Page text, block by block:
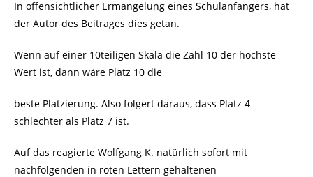
In offensichtlicher Ermangelung eines Schulanfängers, hat
der Autor des Beitrages dies getan.
Wenn auf einer 10teiligen Skala die Zahl 10 der höchste
Wert ist, dann wäre Platz 10 die
beste Platzierung. Also folgert daraus, dass Platz 4
schlechter als Platz 7 ist.
Auf das reagierte Wolfgang K. natürlich sofort mit
nachfolgenden in roten Lettern gehaltenen